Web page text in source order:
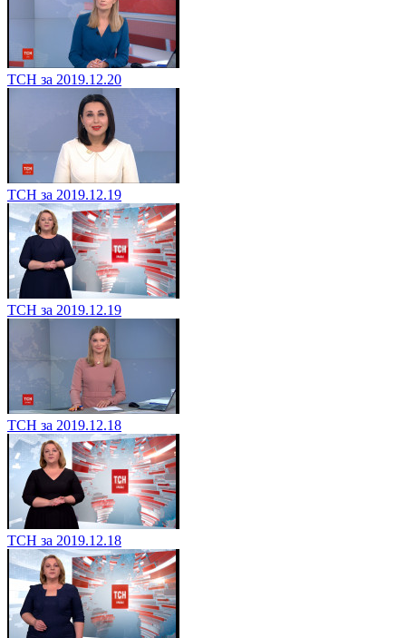
ТСН за 2019.12.20
ТСН за 2019.12.19
ТСН за 2019.12.19
ТСН за 2019.12.18
ТСН за 2019.12.18